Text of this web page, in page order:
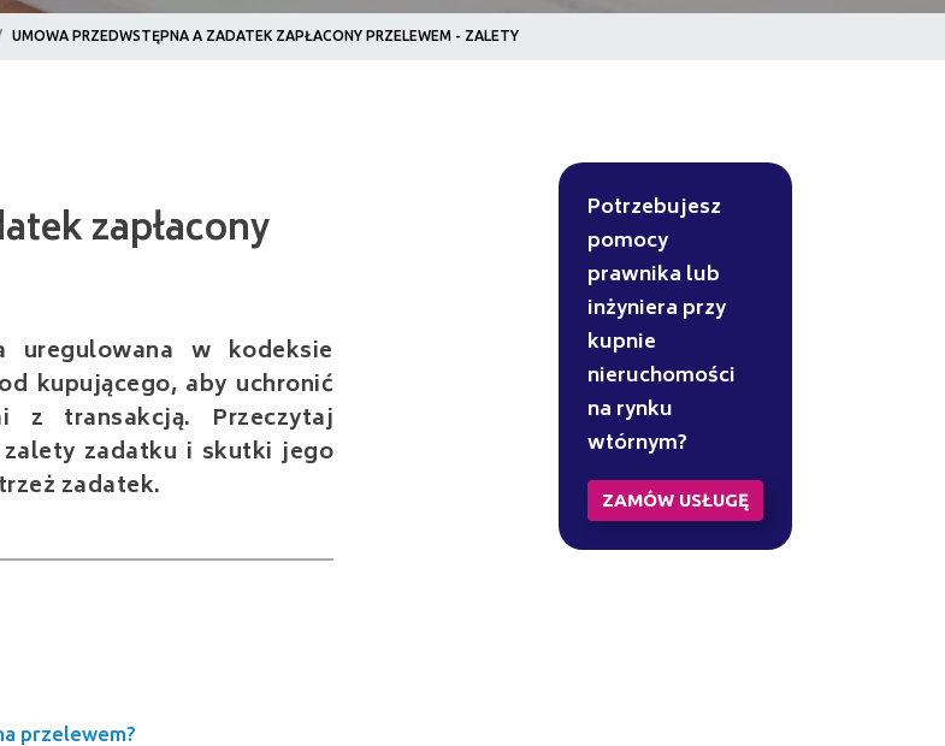
UMOWA PRZEDWSTĘPNA A ZADATEK ZAPŁACONY PRZELEWEM - ZALETY
w kodeksie
kupującego, aby uchronić
z transakcją. Przeczytaj
zadatku i skutki jego
zadatek.
przelewem?
Potrzebujesz
pomocy
prawnika lub
inżyniera przy
kupnie
nieruchomości
na rynku
wtórnym?
ZAMÓW USŁUGĘ